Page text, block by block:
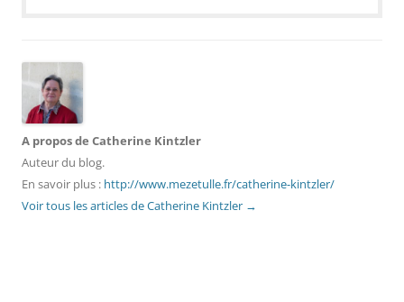
A propos de Catherine Kintzler
Auteur du blog.
En savoir plus : http://www.mezetulle.fr/catherine-kintzler/
Voir tous les articles de Catherine Kintzler →